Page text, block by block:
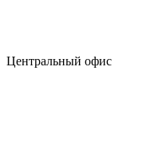
Центральный офис